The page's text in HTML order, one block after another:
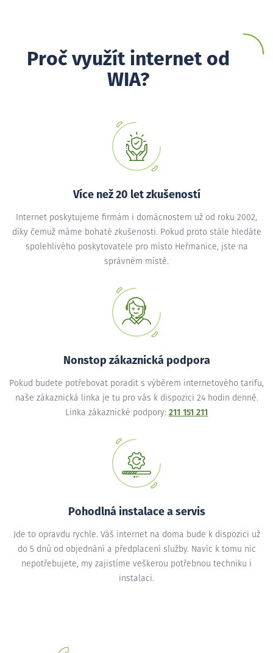
Proč využít internet od
WIA?
Více než 20 let zkušeností
Internet poskytujeme firmám i domácnostem už od roku 2002,
díky čemuž máme bohaté zkušenosti. Pokud proto stále hledáte
spolehlivého poskytovatele pro místo Heřmanice, jste na
správném místě.
Nonstop zákaznická podpora
Pokud budete potřebovat poradit s výběrem internetového tarifu,
naše zákaznická linka je tu pro vás k dispozici 24 hodin denně.
Linka zákaznické podpory: 211 151 211
Pohodlná instalace a servis
Jde to opravdu rychle. Váš internet na doma bude k dispozici už
do 5 dnů od objednání a předplacení služby. Navíc k tomu nic
nepotřebujete, my zajistíme veškerou potřebnou techniku i
instalaci.